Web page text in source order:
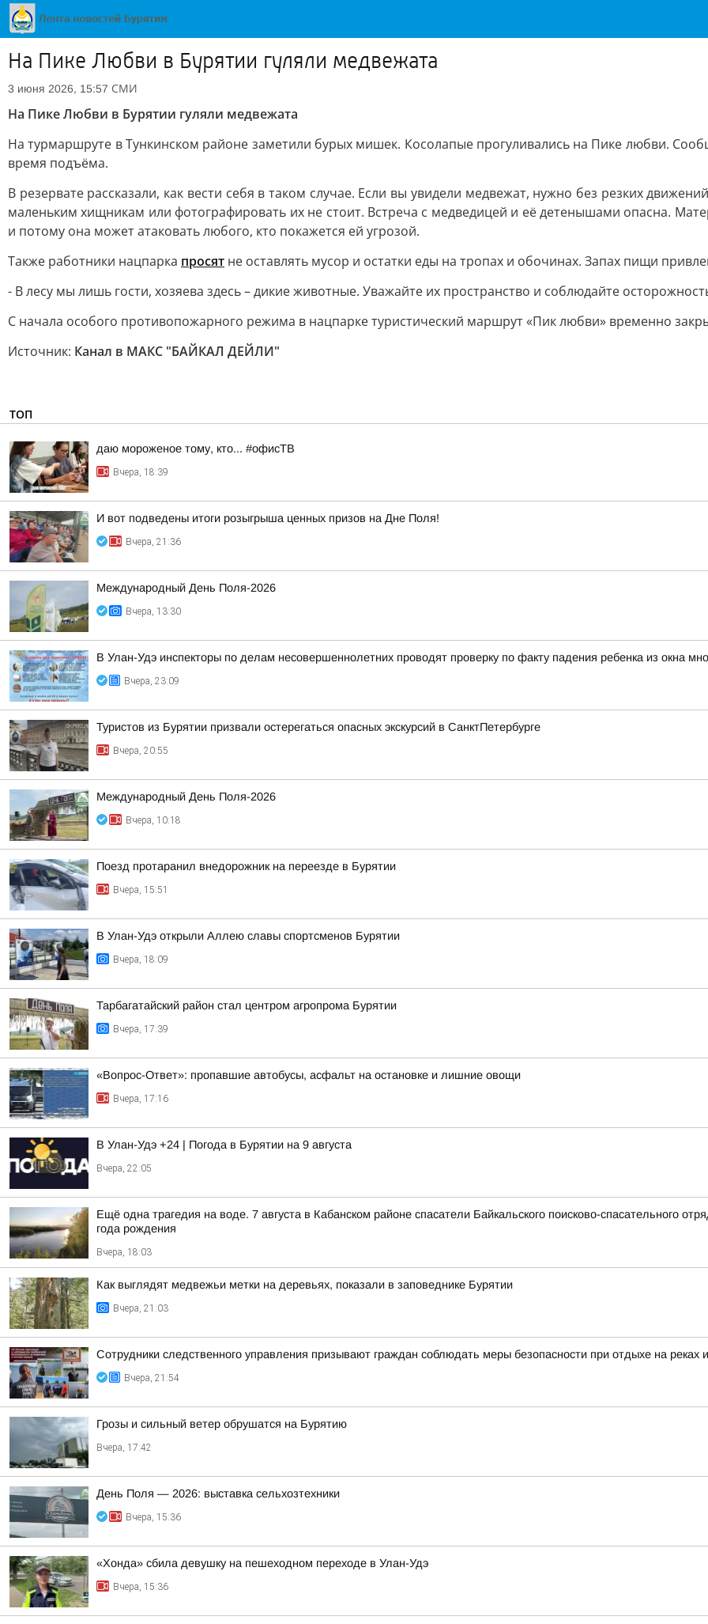
На Пике Любви в Бурятии гуляли медвежата
3 июня 2026, 15:57 СМИ
На Пике Любви в Бурятии гуляли медвежата
На турмаршруте в Тункинском районе заметили бурых мишек. Косолапые прогуливались на Пике любви.
время подъёма.
В резервате рассказали, как вести себя в таком случае. Если вы увидели медвежат, нужно без резких
маленьким хищникам или фотографировать их не стоит. Встреча с медведицей и её детенышами опасна.
и потому она может атаковать любого, кто покажется ей угрозой.
Также работники нацпарка просят не оставлять мусор и остатки еды на тропах и обочинах. Запах пищи
- В лесу мы лишь гости, хозяева здесь – дикие животные. Уважайте их пространство и соблюдайте
С начала особого противопожарного режима в нацпарке туристический маршрут «Пик любви» временно
Источник: Канал в МАКС "БАЙКАЛ ДЕЙЛИ"
ТОП
даю мороженое тому, кто... #офисТВ
Вчера, 18:39
И вот подведены итоги розыгрыша ценных призов на Дне Поля!
Вчера, 21:36
Международный День Поля-2026
Вчера, 13:30
В Улан-Удэ инспекторы по делам несовершеннолетних проводят проверку по факту падения ребенка из окна
Вчера, 23:09
Туристов из Бурятии призвали остерегаться опасных экскурсий в СанктПетербурге
Вчера, 20:55
Международный День Поля-2026
Вчера, 10:18
Поезд протаранил внедорожник на переезде в Бурятии
Вчера, 15:51
В Улан-Удэ открыли Аллею славы спортсменов Бурятии
Вчера, 18:09
Тарбагатайский район стал центром агропрома Бурятии
Вчера, 17:39
«Вопрос-Ответ»: пропавшие автобусы, асфальт на остановке и лишние овощи
Вчера, 17:16
В Улан-Удэ +24 | Погода в Бурятии на 9 августа
Вчера, 22:05
Ещё одна трагедия на воде. 7 августа в Кабанском районе спасатели Байкальского поисково-спасательного
года рождения
Вчера, 18:03
Как выглядят медвежьи метки на деревьях, показали в заповеднике Бурятии
Вчера, 21:03
Сотрудники следственного управления призывают граждан соблюдать меры безопасности при отдыхе на реках
Вчера, 21:54
Грозы и сильный ветер обрушатся на Бурятию
Вчера, 17:42
День Поля — 2026: выставка сельхозтехники
Вчера, 15:36
«Хонда» сбила девушку на пешеходном переходе в Улан-Удэ
Вчера, 15:36